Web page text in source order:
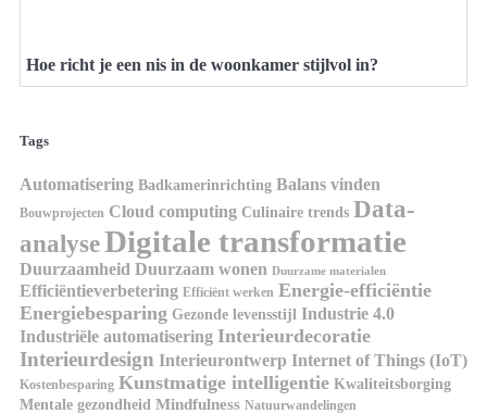
Hoe richt je een nis in de woonkamer stijlvol in?
Tags
Automatisering Badkamerinrichting Balans vinden
Bouwprojecten Cloud computing Culinaire trends Data-
analyseDigitale transformatie
Duurzaamheid Duurzaam wonen Duurzame materialen
Efficiëntieverbetering Efficiënt werken Energie-efficiëntie
Energiebesparing Gezonde levensstijl Industrie 4.0
Industriële automatisering Interieurdecoratie
Interieurdesign Interieurontwerp Internet of Things (IoT)
Kostenbesparing Kunstmatige intelligentie Kwaliteitsborging
Mentale gezondheid Mindfulness Natuurwandelingen